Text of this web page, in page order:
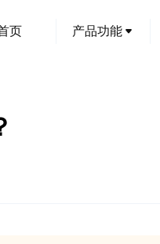
页 产品功能